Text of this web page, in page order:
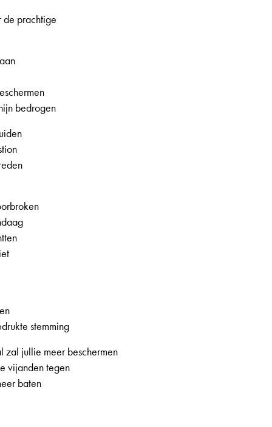
de prachtige
bedrogen
stemming
zal jullie meer beschermen
vijanden tegen
baten